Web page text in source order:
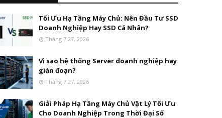
Tối Ưu Hạ Tầng Máy Chủ: Nên Đầu Tư SSD
Doanh Nghiệp Hay SSD Cá Nhân?
Tháng 7 27, 2026
Vì sao hệ thống Server doanh nghiệp hay
gián đoạn?
Tháng 7 27, 2026
Giải Pháp Hạ Tầng Máy Chủ Vật Lý Tối Ưu
Cho Doanh Nghiệp Trong Thời Đại Số